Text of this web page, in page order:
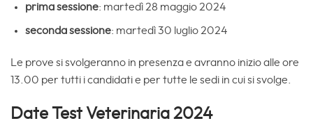
prima sessione: martedì 28 maggio 2024
seconda sessione: martedì 30 luglio 2024
Le prove si svolgeranno in presenza e avranno inizio alle ore
13.00 per tutti i candidati e per tutte le sedi in cui si svolge.
Date Test Veterinaria 2024